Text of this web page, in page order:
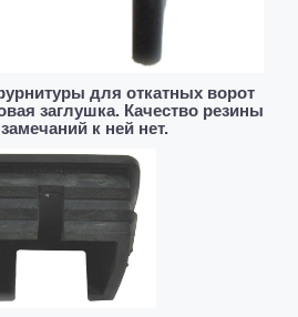
для откатных ворот
заглушка. Качество резины
к ней нет.